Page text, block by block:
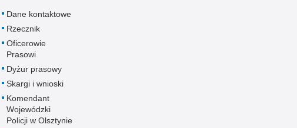
Dane kontaktowe
Rzecznik
Oficerowie
Prasowi
Dyżur prasowy
Skargi i wnioski
Komendant
Wojewódzki
Policji w Olsztynie